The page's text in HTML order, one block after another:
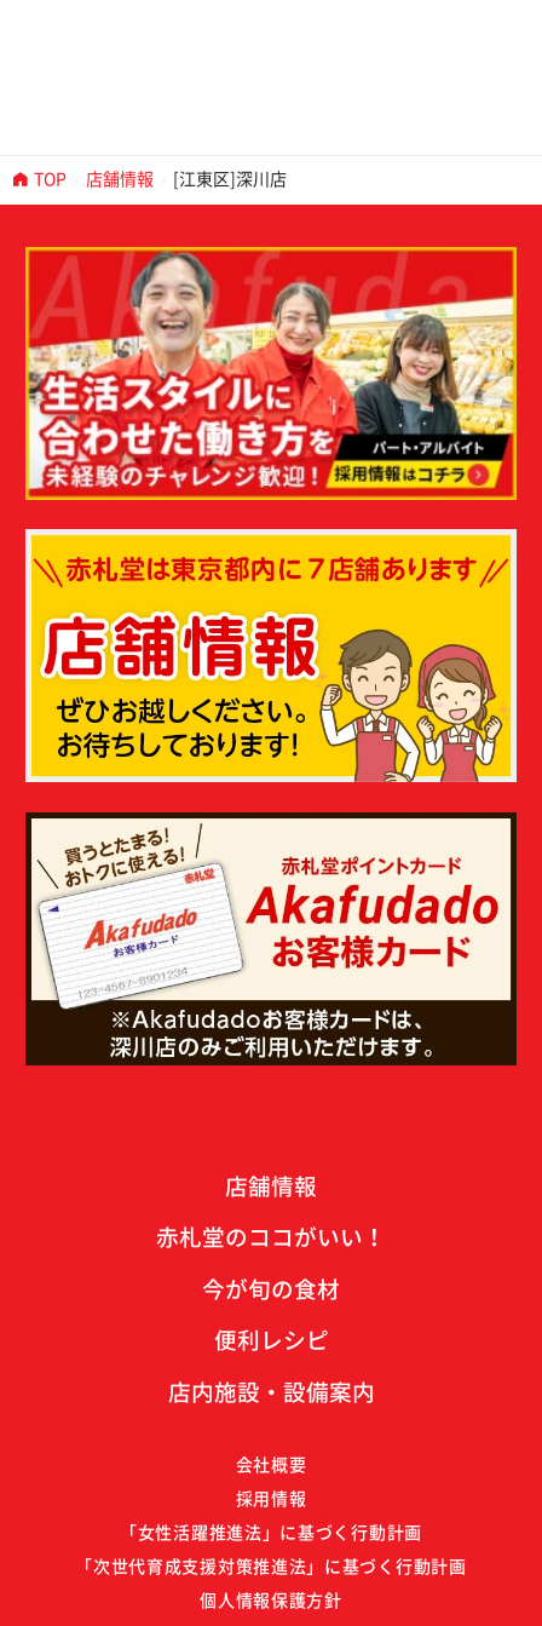
TOP 店舗情報 [江東区]深川店
店舗情報
赤札堂のココがいい！
今が旬の食材
便利レシピ
店内施設・設備案内
会社概要
採用情報
「女性活躍推進法」に基づく行動計画
「次世代育成支援対策推進法」に基づく行動計画
個人情報保護方針